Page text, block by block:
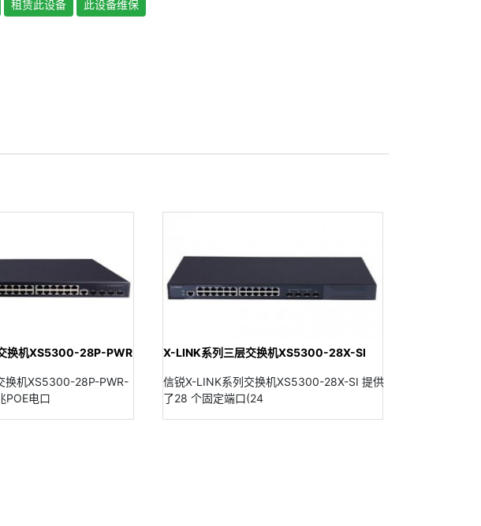
租赁此设备 此设备维保
换机XS5300-28P-PWR
换机XS5300-28P-PWR-
POE电口
X-LINK系列三层交换机XS5300-28X-SI
信锐X-LINK系列交换机XS5300-28X-SI 提供
了28 个固定端口(24